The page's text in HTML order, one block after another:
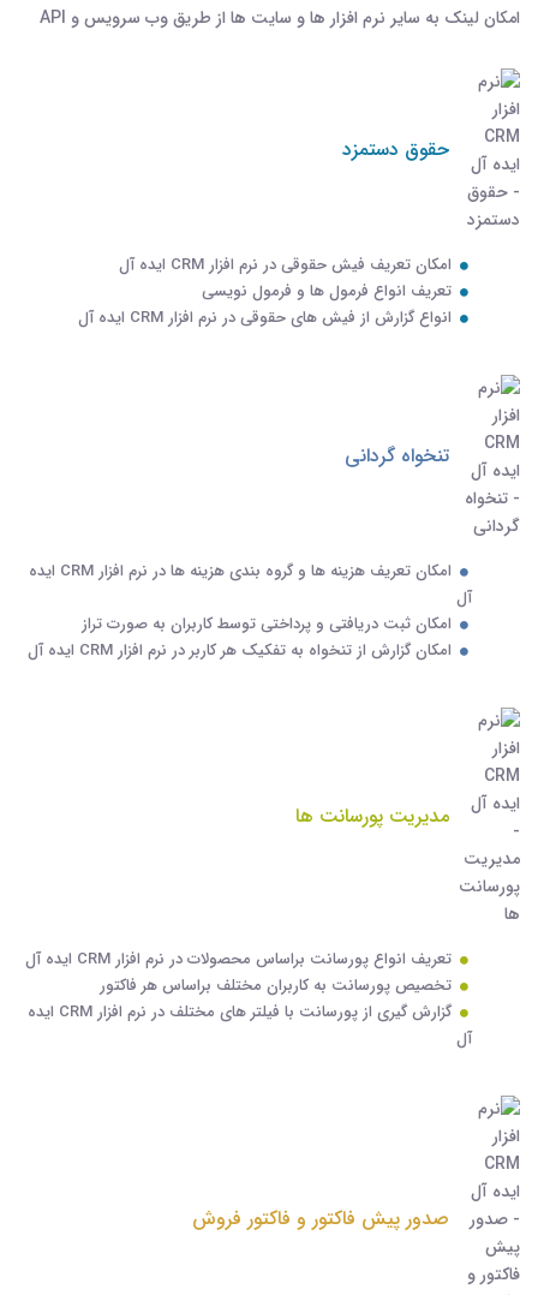
امکان لینک به سایر نرم افزار ها و سایت ها از طریق وب سرویس و API
حقوق دستمزد
امکان تعریف فیش حقوقی در نرم افزار CRM ایده آل
تعریف انواع فرمول ها و فرمول نویسی
انواع گزارش از فیش های حقوقی در نرم افزار CRM ایده آل
تنخواه گردانی
امکان تعریف هزینه ها و گروه بندی هزینه ها در نرم افزار CRM ایده
آل
امکان ثبت دریافتی و پرداختی توسط کاربران به صورت تراز
امکان گزارش از تنخواه به تفکیک هر کاربر در نرم افزار CRM ایده آل
مدیریت پورسانت ها
تعریف انواع پورسانت براساس محصولات در نرم افزار CRM ایده آل
تخصیص پورسانت به کاربران مختلف براساس هر فاکتور
گزارش گیری از پورسانت با فیلتر های مختلف در نرم افزار CRM ایده
آل
صدور پیش فاکتور و فاکتور فروش